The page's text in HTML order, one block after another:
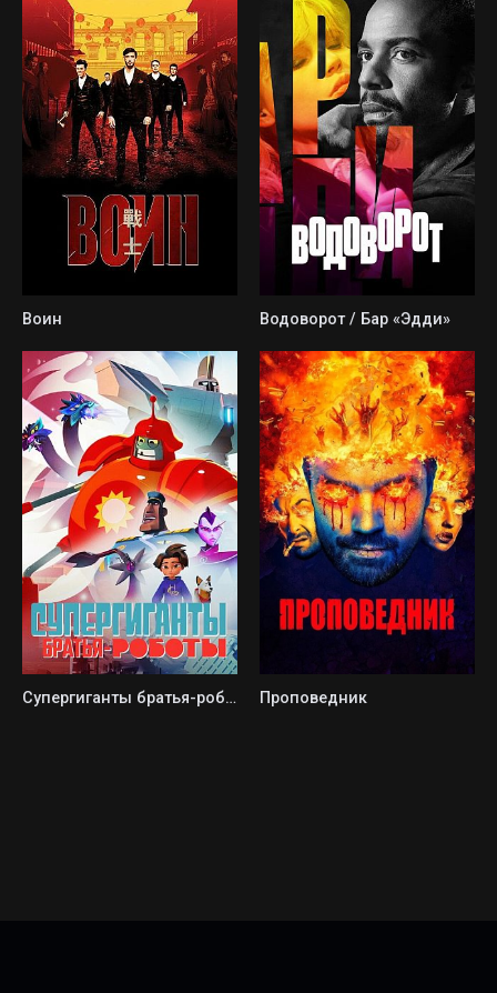
Воин Водоворот / Бар «Эдди»
Супергиганты братья-роботы Проповедник